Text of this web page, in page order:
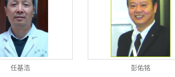
任基浩 彭佑铭